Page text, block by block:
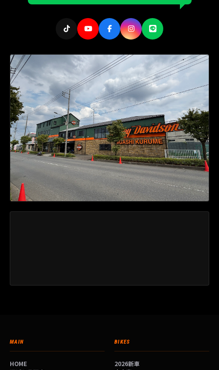
MAIN
HOME
BIKES
2026新車